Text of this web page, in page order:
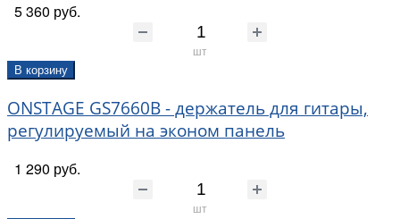
5 360 руб.
шт
В корзину
ONSTAGE GS7660B - держатель для гитары,
регулируемый на эконом панель
1 290 руб.
шт